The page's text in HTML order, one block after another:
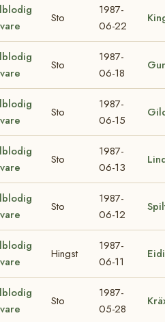
Sto
1987-
06-22
Sto
1987-
06-18
Sto
1987-
06-15
Sto
1987-
06-13
Sto
1987-
06-12
Hingst
1987-
06-11
Sto
1987-
05-28